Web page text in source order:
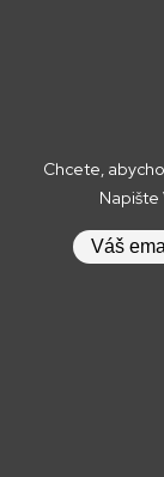
Chcete,